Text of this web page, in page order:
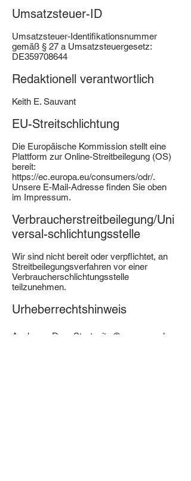
Umsatzsteuer-ID
Umsatzsteuer-Identifikationsnummer
gemäß § 27 a Umsatzsteuergesetz:
DE359708644
Redaktionell verantwortlich
Keith E. Sauvant
EU-Streitschlichtung
Die Europäische Kommission stellt eine
Plattform zur Online-Streitbeilegung (OS)
bereit:
https://ec.europa.eu/consumers/odr/.
Unsere E-Mail-Adresse finden Sie oben
im Impressum.
Verbraucherstreitbeilegung/Uni
versal-schlichtungsstelle
Wir sind nicht bereit oder verpflichtet, an
Streitbeilegungsverfahren vor einer
Verbraucherschlichtungsstelle
teilzunehmen.
Urheberrechtshinweis
Aachener Dom Startseite © www.engel.ac